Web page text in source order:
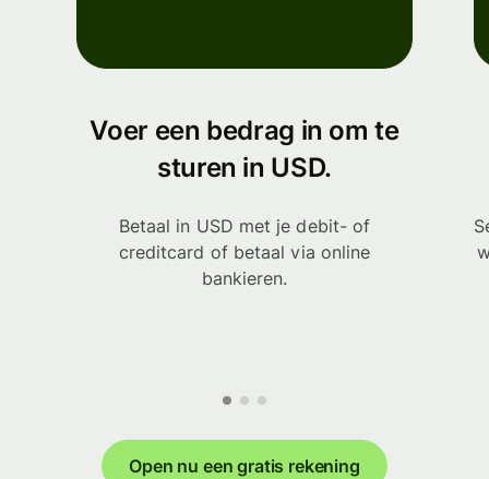
Voer een bedrag in om te
sturen in USD.
Betaal in USD met je debit- of
creditcard of betaal via online
bankieren.
Open nu een gratis rekening